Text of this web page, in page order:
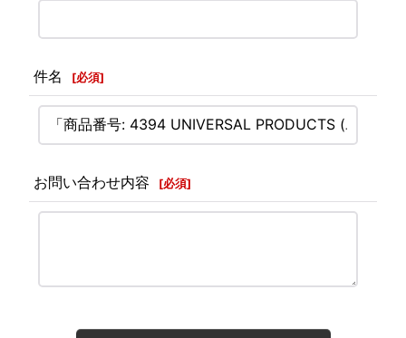
件名 [必須]
お問い合わせ内容 [必須]